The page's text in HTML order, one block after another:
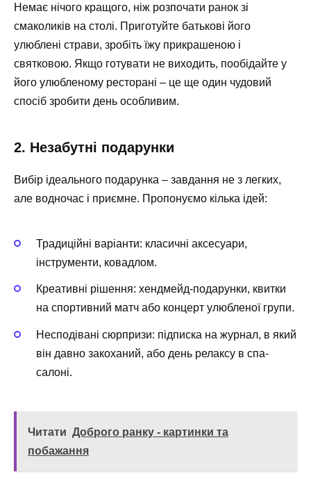
Немає нічого кращого, ніж розпочати ранок зі
смаколиків на столі. Приготуйте батькові його
улюблені страви, зробіть їжу прикрашеною і
святковою. Якщо готувати не виходить, пообідайте у
його улюбленому ресторані – це ще один чудовий
спосіб зробити день особливим.
2. Незабутні подарунки
Вибір ідеального подарунка – завдання не з легких,
але водночас і приємне. Пропонуємо кілька ідей:
Традиційні варіанти: класичні аксесуари,
інструменти, ковадлом. ️
Креативні рішення: хендмейд-подарунки, квитки
на спортивний матч або концерт улюбленої групи. ️
Несподівані сюрпризи: підписка на журнал, в який
він давно закоханий, або день релаксу в спа-
салоні. ️
Читати Доброго ранку - картинки та
побажання